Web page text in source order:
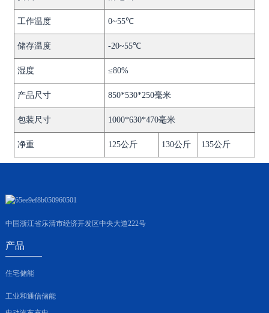
工作温度 0~55℃
储存温度 -20~55℃
湿度 ≤80%
产品尺寸 850*530*250毫米
包装尺寸 1000*630*470毫米
净重 125公斤 130公斤 135公斤
中国浙江省乐清市经济开发区中央大道222号
产品
住宅储能
工业和通信储能